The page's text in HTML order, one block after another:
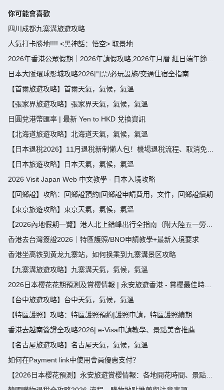
你可能會喜歡
四川成都九寨溝旅遊攻略
人氣打卡勝地!!!! <黑神話：悟空> 取景地
2026年香港公眾假期｜2026年請假攻略,2026年月曆 紅日端午節請
假攻略請4放9-public holiday 2026
日本大阪環球影城攻略2026門票/必玩設施/交通住宿全指南
【首爾旅遊攻略】首爾天氣，氣候，氣溫
【張家界旅遊攻略】張家界天氣，氣候，氣溫
日圓兌港幣匯率 | 最新 Yen to HKD 兌換資訊
【北海道旅遊攻略】北海道天氣，氣候，氣溫
【日本退稅2026】11月退稅新制懶人包！機場退稅流程、取消免稅
袋及限額全攻略 - 永安旅遊
【日本旅遊攻略】日本天氣，氣候，氣溫
2026 Visit Japan Web 中文教學 - 日本入境攻略
【回鄉證】攻略：回鄉證預約|回鄉證申請費用，文件，回鄉證續期
【東京旅遊攻略】東京天氣，氣候，氣溫
【2026內地假期一覽】港人北上錯峰出行全指南（附大陸五一勞動
節，端午節假期攻略）
香港去台灣簽證2026｜特區護照/BNO申請教學+最新入境要求
香港坐高铁到黄龙九寨站，如何换乘到九寨溝景区攻略
【九寨溝旅遊攻略】九寨溝天氣，氣候，氣溫
2026日本櫻花花期預測及賞櫻情報 | 永安旅遊香港 - 賞櫻最佳時
間、地點推薦
【台中旅遊攻略】台中天氣，氣候，氣溫
【特區護照】攻略：特區護照預約|護照申請，特區護照續期
香港去越南簽證全攻略2026| e-Visa申請教學、景點美食推薦
【名古屋旅遊攻略】名古屋天氣，氣候，氣溫
如何在Payment link中使用會員優惠支付？
【2026日本櫻花預測】永安旅遊賞櫻情報：各地開花時間、景點推
薦